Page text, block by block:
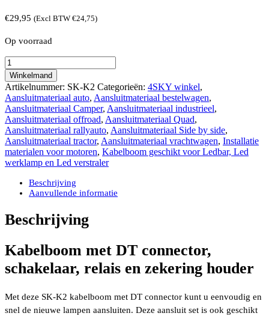
€29,95 (Excl BTW €24,75)
Op voorraad
Kabelboom
met
1
DT
connector,
schakelaar,
relais
en
zekering
houder
aantal
Winkelmand
Artikelnummer: SK-K2 Categorieën: 4SKY winkel,
Aansluitmateriaal auto, Aansluitmateriaal bestelwagen,
Aansluitmateriaal Camper, Aansluitmateriaal industrieel,
Aansluitmateriaal offroad, Aansluitmateriaal Quad,
Aansluitmateriaal rallyauto, Aansluitmateriaal Side by side,
Aansluitmateriaal tractor, Aansluitmateriaal vrachtwagen, Installatie
materialen voor motoren, Kabelboom geschikt voor Ledbar, Led
werklamp en Led verstraler
Beschrijving
Aanvullende informatie
Beschrijving
Kabelboom met DT connector,
schakelaar, relais en zekering houder
Met deze SK-K2 kabelboom met DT connector kunt u eenvoudig en
snel de nieuwe lampen aansluiten. Deze aansluit set is ook geschikt